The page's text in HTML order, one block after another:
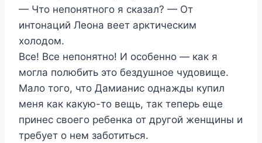
— Что непонятного я сказал? — От
интонаций Леона веет арктическим
холодом.
Все! Все непонятно! И особенно — как я
могла полюбить это бездушное чудовище.
Мало того, что Дамианис однажды купил
меня как какую-то вещь, так теперь еще
принес своего ребенка от другой женщины и
требует о нем заботиться.